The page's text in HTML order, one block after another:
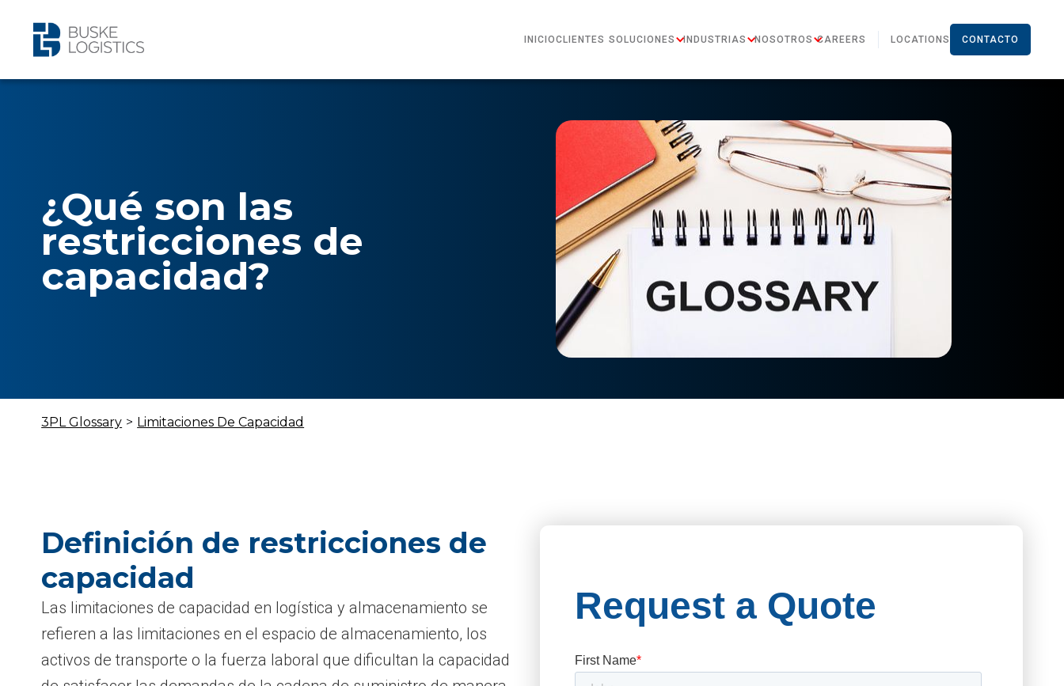
INICIOCLIENTES SOLUCIONES INDUSTRIAS NOSOTROS CAREERS LOCATIONS CONTACTO
¿Qué son las
restricciones de
capacidad?
3PL Glossary > Limitaciones De Capacidad
Definición de restricciones de
capacidad
Las limitaciones de capacidad en logística y almacenamiento se
refieren a las limitaciones en el espacio de almacenamiento, los
activos de transporte o la fuerza laboral que dificultan la capacidad